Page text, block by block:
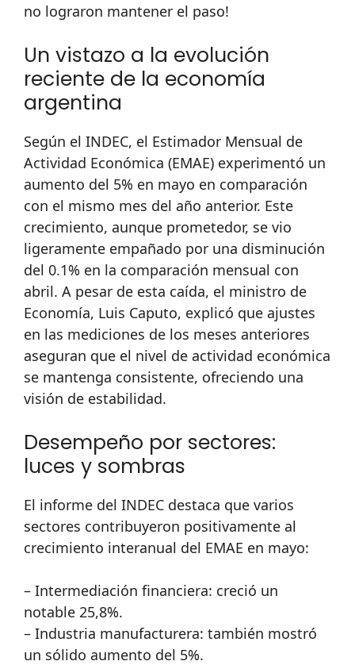
no lograron mantener el paso!
Un vistazo a la evolución
reciente de la economía
argentina
Según el INDEC, el Estimador Mensual de
Actividad Económica (EMAE) experimentó un
aumento del 5% en mayo en comparación
con el mismo mes del año anterior. Este
crecimiento, aunque prometedor, se vio
ligeramente empañado por una disminución
del 0.1% en la comparación mensual con
abril. A pesar de esta caída, el ministro de
Economía, Luis Caputo, explicó que ajustes
en las mediciones de los meses anteriores
aseguran que el nivel de actividad económica
se mantenga consistente, ofreciendo una
visión de estabilidad.
Desempeño por sectores:
luces y sombras
El informe del INDEC destaca que varios
sectores contribuyeron positivamente al
crecimiento interanual del EMAE en mayo:
– Intermediación financiera: creció un
notable 25,8%.
– Industria manufacturera: también mostró
un sólido aumento del 5%.